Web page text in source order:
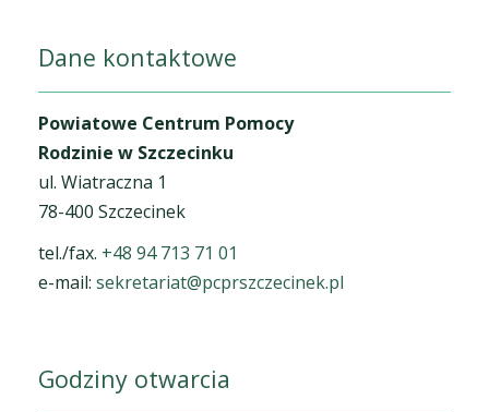
Dane kontaktowe
Powiatowe Centrum Pomocy
Rodzinie w Szczecinku
ul. Wiatraczna 1
78-400 Szczecinek
tel./fax. +48 94 713 71 01
e-mail: sekretariat@pcprszczecinek.pl
Godziny otwarcia